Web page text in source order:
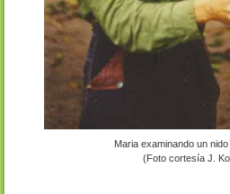
Maria examinando un
(Foto cortesía J.